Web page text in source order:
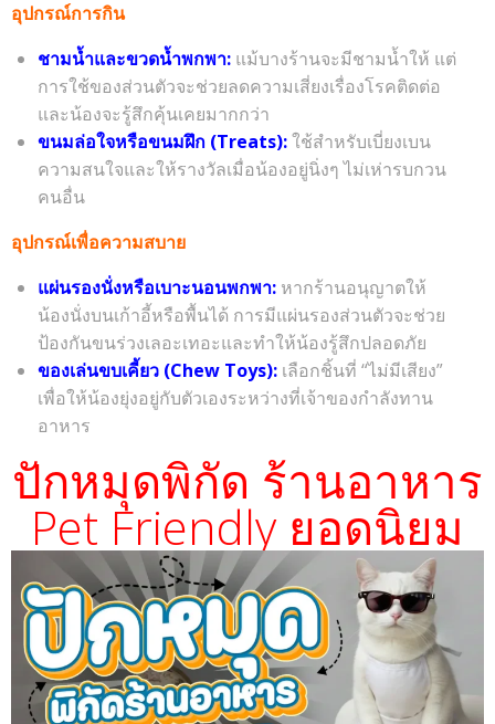
อุปกรณ์การกิน
ชามน้ำและขวดน้ำพกพา: แม้บางร้านจะมีชามน้ำให้ แต่
การใช้ของส่วนตัวจะช่วยลดความเสี่ยงเรื่องโรคติดต่อ
และน้องจะรู้สึกคุ้นเคยมากกว่า
ขนมล่อใจหรือขนมฝึก (Treats):ใช้สำหรับเบี่ยงเบน
ความสนใจและให้รางวัลเมื่อน้องอยู่นิ่งๆ ไม่เห่ารบกวน
คนอื่น
อุปกรณ์เพื่อความสบาย
แผ่นรองนั่งหรือเบาะนอนพกพา: หากร้านอนุญาตให้
น้องนั่งบนเก้าอี้หรือพื้นได้ การมีแผ่นรองส่วนตัวจะช่วย
ป้องกันขนร่วงเลอะเทอะและทำให้น้องรู้สึกปลอดภัย
ของเล่นขบเคี้ยว (Chew Toys): เลือกชิ้นที่ “ไม่มีเสียง”
เพื่อให้น้องยุ่งอยู่กับตัวเองระหว่างที่เจ้าของกำลังทาน
อาหาร
ปักหมุดพิกัด ร้านอาหาร
Pet Friendly ยอดนิยม